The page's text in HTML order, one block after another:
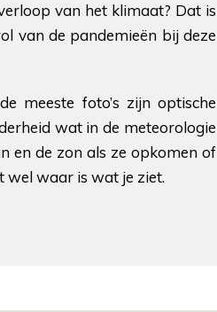
van het klimaat? Dat is
van de pandemieën bij deze
meeste foto’s zijn optische
wat in de meteorologie
en de zon als ze opkomen of
wel waar is wat je ziet.